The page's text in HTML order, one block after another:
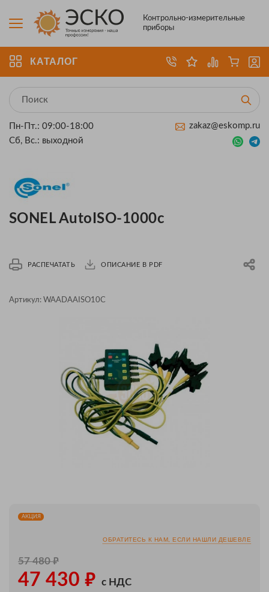
Контрольно-измерительные
приборы
КАТАЛОГ
Пн-Пт.: 09:00-18:00
Сб, Вс.: выходной
zakaz@eskomp.ru
SONEL AutoISO-1000c
РАСПЕЧАТАТЬ ОПИСАНИЕ В PDF
Артикул: WAADAAISO10C
АКЦИЯ
ОБРАТИТЕСЬ К НАМ, ЕСЛИ НАШЛИ ДЕШЕВЛЕ
57 480₽
47 430 ₽ с НДС